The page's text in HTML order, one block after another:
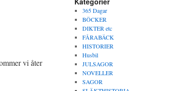
vi åter
365 Dagar
BÖCKER
DIKTER etc
FÅRABÄCK
HISTORIER
Husbil
JULSAGOR
NOVELLER
SAGOR